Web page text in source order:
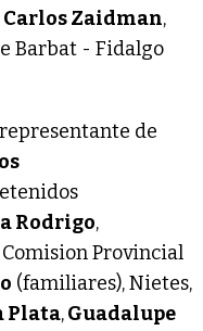
Carlos Zaidman,
Barbat - Fidalgo
de
Rodrigo,
Comision Provincial
(familiares), Nietes,
Plata,Guadalupe